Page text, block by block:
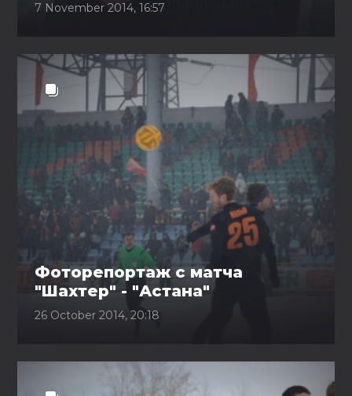
7 November 2014, 16:57
Фоторепортаж с матча
"Шахтер" - "Астана"
26 October 2014, 20:18